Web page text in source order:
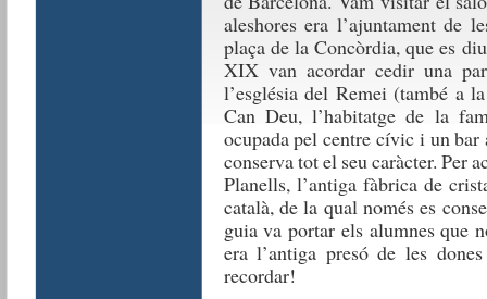
aleshores era l’ajuntament de
plaça de la Concòrdia, que es
XIX van acordar cedir una
l’església del Remei (també a
Can Deu, l’habitatge de la
ocupada pel centre cívic i un
conserva tot el seu caràcter. Per
Planells, l’antiga fàbrica de
català, de la qual només es
guia va portar els alumnes que
era l’antiga presó de les
recordar!